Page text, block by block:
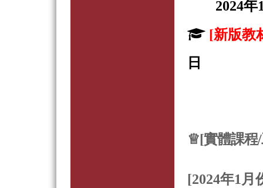
2024
[新版教
日
♕[實體課程
[2024年1月